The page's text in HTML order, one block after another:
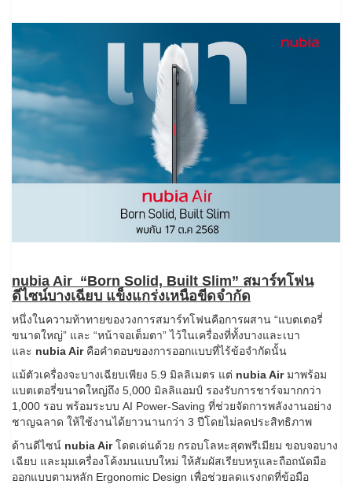
nubia Air “Born Solid, Built Slim” สมาร์ทโฟน
ดีไซน์บางเฉียบ แข็งแกร่งเหนือขีดจำกัด
หนึ่งในความท้าทายของวงการสมาร์ทโฟนคือการผสาน “แบตเตอรี่
ขนาดใหญ่” และ “หน้าจอเต็มตา” ไว้ในเครื่องที่ทั้งบางและเบา
และ nubia Airคือคำตอบของการออกแบบที่ไร้ข้อจำกัดนั้น
แม้ตัวเครื่องจะบางเฉียบเพียง 5.9 มิลลิเมตร แต่ nubia Airมาพร้อม
แบตเตอรี่ขนาดใหญ่ถึง 5,000 มิลลิแอมป์ รองรับการชาร์จมากกว่า
1,000 รอบ พร้อมระบบ AI Power-Saving ที่ช่วยจัดการพลังงานอย่าง
ชาญฉลาด ให้ใช้งานได้ยาวนานกว่า 3 ปีโดยไม่ลดประสิทธิภาพ
ด้านดีไซน์ nubia Airโดดเด่นด้วย กรอบโลหะสุดพรีเมียม ขอบจอบาง
เฉียบ และมุมเครื่องโค้งมนแบบใหม่ ให้สัมผัสเรียบหรูและถือถนัดมือ
ออกแบบตามหลัก Ergonomic Design เพื่อช่วยลดแรงกดที่ข้อมือ